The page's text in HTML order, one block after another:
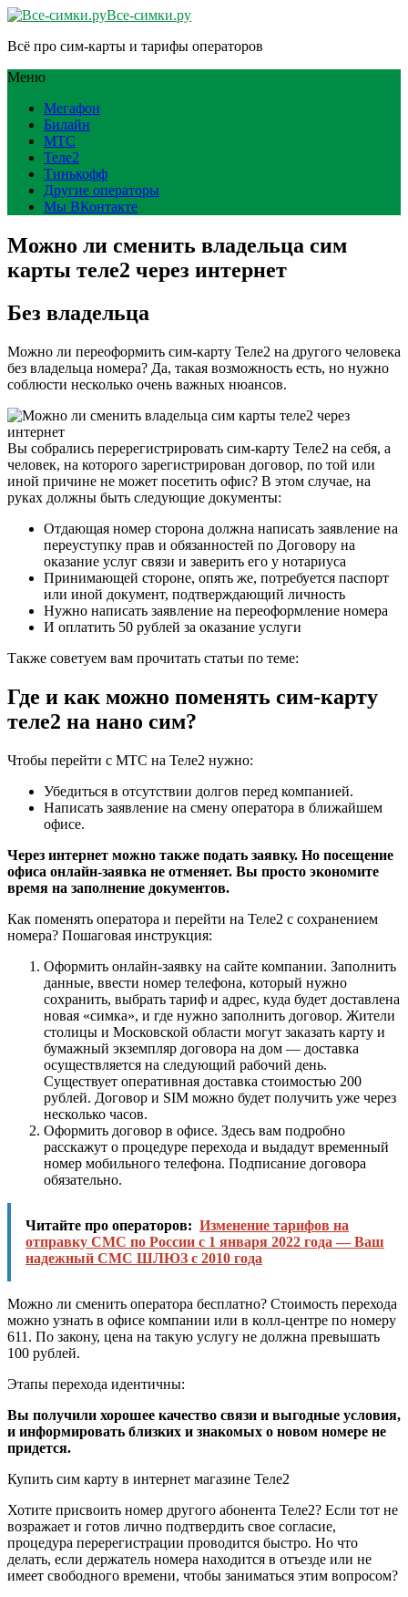
Все-симки.ру
Всё про сим-карты и тарифы операторов
Меню
Мегафон
Билайн
МТС
Теле2
Тинькофф
Другие операторы
Мы ВКонтакте
Можно ли сменить владельца сим
карты теле2 через интернет
Без владельца
Можно ли переоформить сим-карту Теле2 на другого человека
без владельца номера? Да, такая возможность есть, но нужно
соблюсти несколько очень важных нюансов.
Вы собрались перерегистрировать сим-карту Теле2 на себя, а
человек, на которого зарегистрирован договор, по той или
иной причине не может посетить офис? В этом случае, на
руках должны быть следующие документы:
Отдающая номер сторона должна написать заявление на
переуступку прав и обязанностей по Договору на
оказание услуг связи и заверить его у нотариуса
Принимающей стороне, опять же, потребуется паспорт
или иной документ, подтверждающий личность
Нужно написать заявление на переоформление номера
И оплатить 50 рублей за оказание услуги
Также советуем вам прочитать статьи по теме:
Где и как можно поменять сим-карту
теле2 на нано сим?
Чтобы перейти с МТС на Теле2 нужно:
Убедиться в отсутствии долгов перед компанией.
Написать заявление на смену оператора в ближайшем
офисе.
Через интернет можно также подать заявку. Но посещение
офиса онлайн-заявка не отменяет. Вы просто экономите
время на заполнение документов.
Как поменять оператора и перейти на Теле2 с сохранением
номера? Пошаговая инструкция:
Оформить онлайн-заявку на сайте компании. Заполнить
данные, ввести номер телефона, который нужно
сохранить, выбрать тариф и адрес, куда будет доставлена
новая «симка», и где нужно заполнить договор. Жители
столицы и Московской области могут заказать карту и
бумажный экземпляр договора на дом — доставка
осуществляется на следующий рабочий день.
Существует оперативная доставка стоимостью 200
рублей. Договор и SIM можно будет получить уже через
несколько часов.
Оформить договор в офисе. Здесь вам подробно
расскажут о процедуре перехода и выдадут временный
номер мобильного телефона. Подписание договора
обязательно.
Читайте про операторов: Изменение тарифов на
отправку СМС по России с 1 января 2022 года — Ваш
надежный СМС ШЛЮЗ с 2010 года
Можно ли сменить оператора бесплатно? Стоимость перехода
можно узнать в офисе компании или в колл-центре по номеру
611. По закону, цена на такую услугу не должна превышать
100 рублей.
Этапы перехода идентичны:
Вы получили хорошее качество связи и выгодные условия,
и информировать близких и знакомых о новом номере не
придется.
Купить сим карту в интернет магазине Теле2
Хотите присвоить номер другого абонента Теле2? Если тот не
возражает и готов лично подтвердить свое согласие,
процедура перерегистрации проводится быстро. Но что
делать, если держатель номера находится в отъезде или не
имеет свободного времени, чтобы заниматься этим вопросом?